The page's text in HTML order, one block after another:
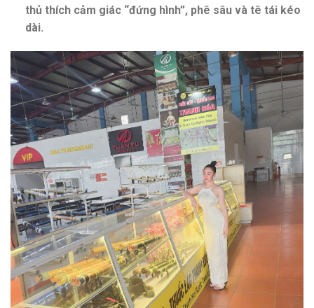
thủ thích cảm giác “đứng hình”, phê sâu và tê tái kéo
dài.